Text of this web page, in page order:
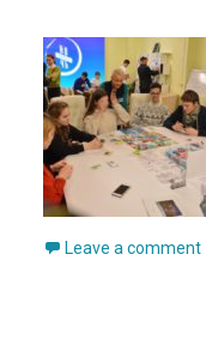
Leave a comment